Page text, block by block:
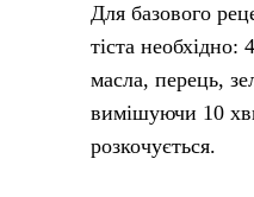
Для базового
тіста
масла, перець,
вимішуючи 10
розкочується.